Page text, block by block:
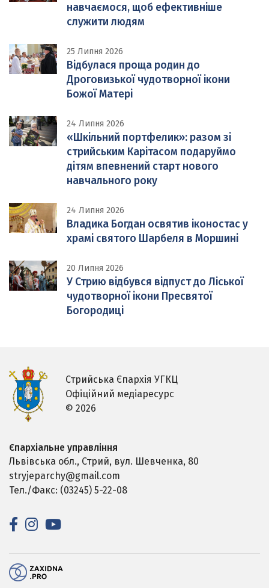
навчаємося, щоб ефективніше
служити людям
25 Липня 2026
Відбулася проща родин до
Дроговизької чудотворної ікони
Божої Матері
24 Липня 2026
«Шкільний портфелик»: разом зі
стрийським Карітасом подаруймо
дітям впевнений старт нового
навчального року
24 Липня 2026
Владика Богдан освятив іконостас у
храмі святого Шарбеля в Моршині
20 Липня 2026
У Стрию відбувся відпуст до Ліської
чудотворної ікони Пресвятої
Богородиці
Стрийська Єпархія УГКЦ
Офіційний медіаресурс
© 2026
Єпархіальне управління
Львівська обл., Стрий, вул. Шевченка, 80
stryjeparchy@gmail.com
Тел./Факс: (03245) 5-22-08